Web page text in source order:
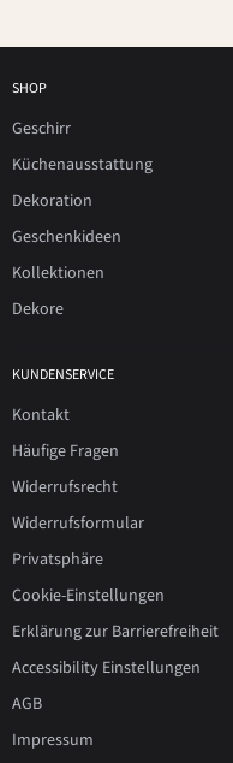
SHOP
Geschirr
Küchenausstattung
Dekoration
Geschenkideen
Kollektionen
Dekore
KUNDENSERVICE
Kontakt
Häufige Fragen
Widerrufsrecht
Widerrufsformular
Privatsphäre
Cookie-Einstellungen
Erklärung zur Barrierefreiheit
Accessibility Einstellungen
AGB
Impressum